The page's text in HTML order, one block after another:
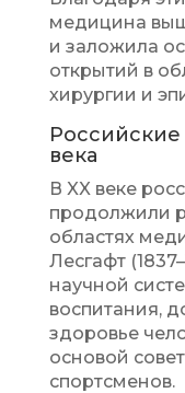
медицина
и заложила
открытий в
хирургии и
века
В XX веке
продолжили
областях
Лесгафт
научной
воспитания,
здоровье
основой
спортсменов.